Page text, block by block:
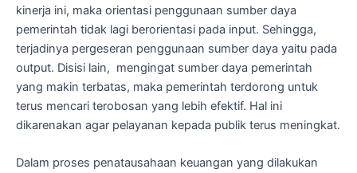
kinerja ini, maka orientasi penggunaan sumber daya
pemerintah tidak lagi berorientasi pada input. Sehingga,
terjadinya pergeseran penggunaan sumber daya yaitu pada
output. Disisi lain, mengingat sumber daya pemerintah
yang makin terbatas, maka pemerintah terdorong untuk
terus mencari terobosan yang lebih efektif. Hal ini
dikarenakan agar pelayanan kepada publik terus meningkat.
Dalam proses penatausahaan keuangan yang dilakukan